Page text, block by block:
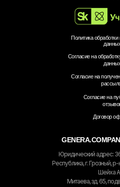
Юридический адрес:
Республика, г. Грозный,
Шейха
Митаева, зд. 65,
Политика
Согласие на
Согласие на
Договор
Согласие на